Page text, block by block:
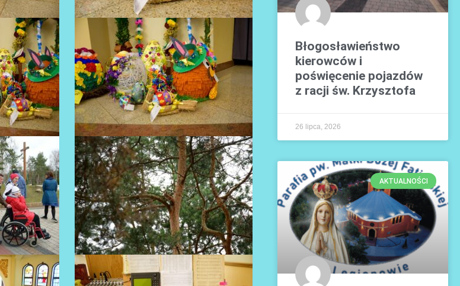
Błogosławieństwo
kierowców i
poświęcenie pojazdów
z racji św. Krzysztofa
26 lipca, 2026
AKTUALNOŚCI